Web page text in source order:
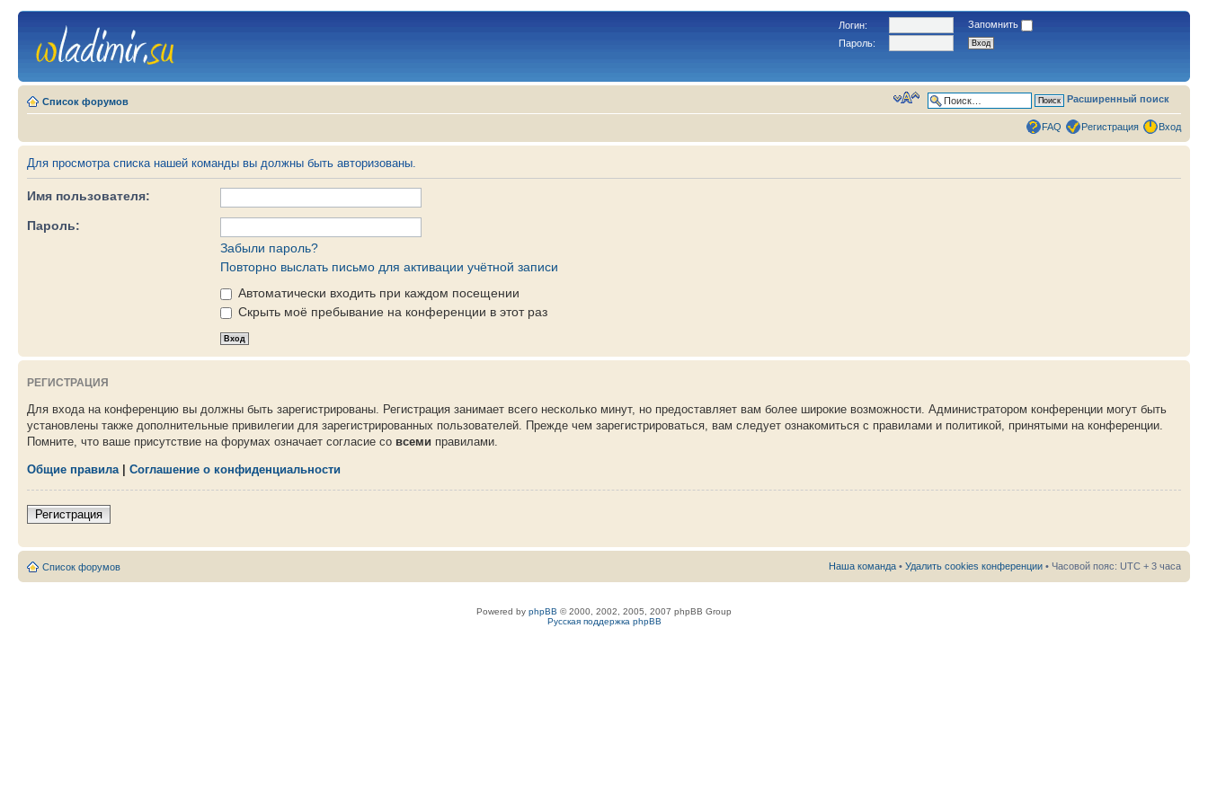
Логин:
Запомнить
Пароль:
Список форумов Расширенный поиск
FAQ Регистрация Вход
Для просмотра списка нашей команды вы должны быть авторизованы.
Имя пользователя:
Пароль:
Забыли пароль?
Повторно выслать письмо для активации учётной записи
Автоматически входить при каждом посещении
Скрыть моё пребывание на конференции в этот раз
РЕГИСТРАЦИЯ
Для входа на конференцию вы должны быть зарегистрированы. Регистрация занимает всего несколько минут, но предоставляет вам более широкие возможности. Администратором конференции могут быть
установлены также дополнительные привилегии для зарегистрированных пользователей. Прежде чем зарегистрироваться, вам следует ознакомиться с правилами и политикой, принятыми на конференции.
Помните, что ваше присутствие на форумах означает согласие со всеми правилами.
Общие правила| Соглашение о конфиденциальности
Регистрация
Список форумов Наша команда • Удалить cookies конференции • Часовой пояс: UTC + 3 часа
Powered by phpBB © 2000, 2002, 2005, 2007 phpBB Group
Русская поддержка phpBB